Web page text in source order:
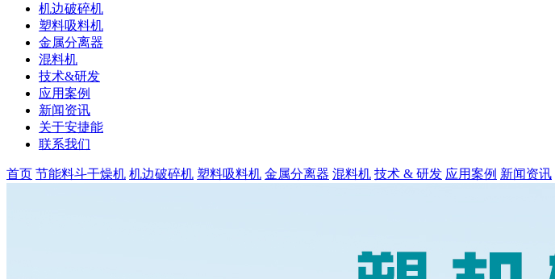
机边破碎机
塑料吸料机
金属分离器
混料机
技术&研发
应用案例
新闻资讯
关于安捷能
联系我们
首页 节能料斗干燥机 机边破碎机 塑料吸料机 金属分离器 混料机 技术 & 研发 应用案例 新闻资讯